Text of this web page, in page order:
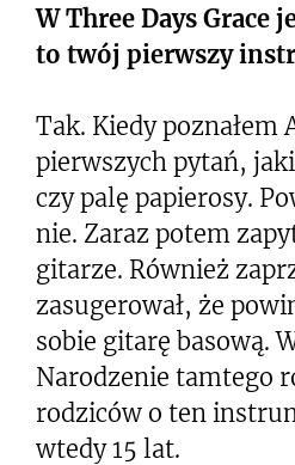
W Three Days Grace
to twój pierwszy
Tak. Kiedy poznałem
pierwszych pytań,
czy palę papierosy.
nie. Zaraz potem
gitarze. Również
zasugerował, że
sobie gitarę basową.
Narodzenie tamtego
rodziców o ten
wtedy 15 lat.